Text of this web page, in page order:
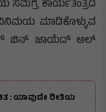
ಸಮಗ್ರ ಕಾರ್ಯತಂತ್ರದ
ವಿನಿಮಯ ಮಾಡಿಕೊಳ್ಳುವ
ಬಿನ್ ಜಾಯೆದ್ ಅಲ್
: ಯಾವುದೇ ರೀತಿಯ